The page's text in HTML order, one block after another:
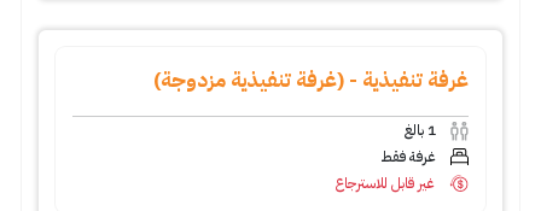
غرفة تنفيذية - (غرفة تنفيذية مزدوجة)
1 بالغ
غرفة فقط
غير قابل للاسترجاع